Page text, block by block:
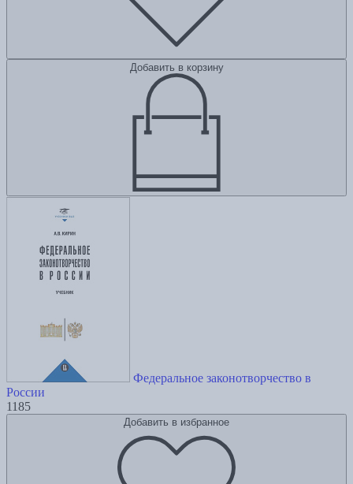
Добавить в корзину
Федеральное законотворчество в
России
1185
Добавить в избранное